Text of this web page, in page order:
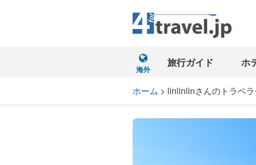
海外
旅行ガイド ホ
ホーム > linlinlinさんのトラベ